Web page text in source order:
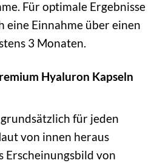
Für optimale Ergebnisse
eine Einnahme über einen
3 Monaten.
Hyaluron Kapseln
für jeden
von innen heraus
Erscheinungsbild von